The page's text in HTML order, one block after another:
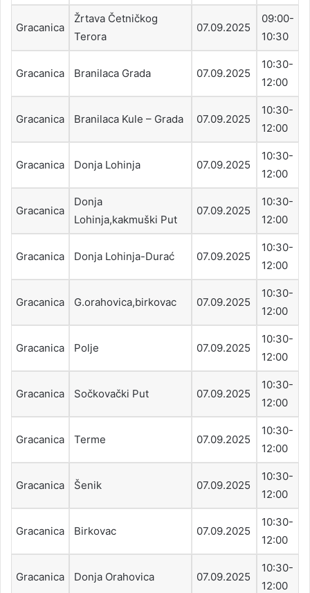
Gracanica
Žrtava Četničkog
Terora
07.09.2025
09:00-
10:30
Gracanica Branilaca Grada 07.09.2025
10:30-
12:00
Gracanica Branilaca Kule – Grada 07.09.2025
10:30-
12:00
Gracanica Donja Lohinja 07.09.2025
10:30-
12:00
Gracanica
Donja
Lohinja,kakmuški Put
07.09.2025
10:30-
12:00
Gracanica Donja Lohinja-Durać 07.09.2025
10:30-
12:00
Gracanica G.orahovica,birkovac 07.09.2025
10:30-
12:00
Gracanica Polje 07.09.2025
10:30-
12:00
Gracanica Sočkovački Put 07.09.2025
10:30-
12:00
Gracanica Terme 07.09.2025
10:30-
12:00
Gracanica Šenik 07.09.2025
10:30-
12:00
Gracanica Birkovac 07.09.2025
10:30-
12:00
Gracanica Donja Orahovica 07.09.2025
10:30-
12:00